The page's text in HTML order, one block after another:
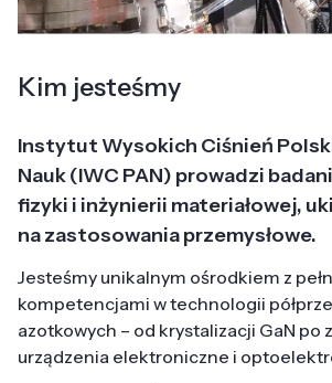
Kim jesteśmy
Instytut Wysokich Ciśnień
Nauk (IWC PAN) prowadzi
fizyki i inżynierii materiałowej,
na zastosowania przemysłowe.
Jesteśmy unikalnym ośrodkiem z
kompetencjami w technologii
azotkowych – od krystalizacji GaN po
urządzenia elektroniczne i